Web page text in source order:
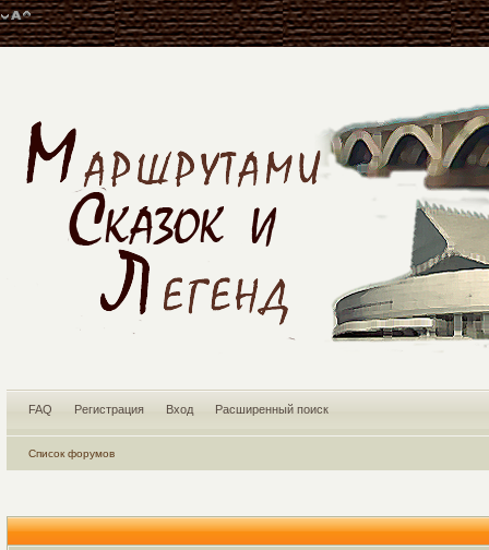
FAQ Регистрация Вход Расширенный поиск
Список форумов